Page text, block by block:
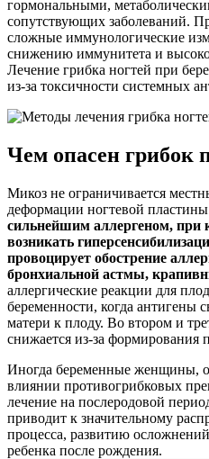
гормональными,
сопутствующих заболеваний.
сложные иммунологические
снижению иммунитета и
Лечение грибка ногтей при
из-за токсичности системных
Чем опасен грибок
Микоз не ограничивается
деформации ногтевой
сильнейшим аллергеном, при
возникать
провоцирует обострение
бронхиальной астмы,
аллергические реакции для
беременности, когда антигены
матери к плоду. Во втором и
снижается из-за формирования
Иногда беременные женщины,
влиянии противогрибковых
лечение на послеродовой
приводит к значительному
процесса, развитию
ребенка после рождения.